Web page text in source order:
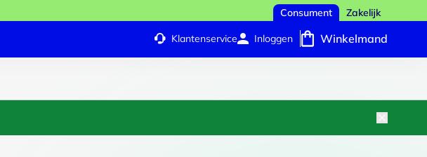
Consument Zakelijk
Klantenservice Inloggen Winkelmand